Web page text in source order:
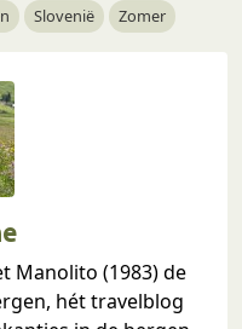
Slovenië Zomer
Manolito (1983) de
hét travelblog